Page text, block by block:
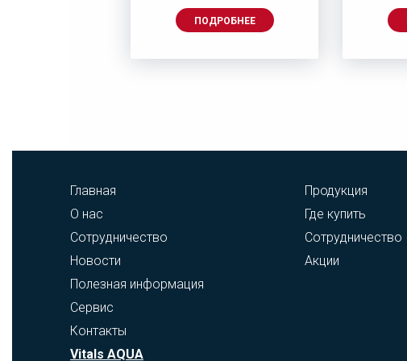
ПОДРОБНЕЕ
Главная
О нас
Сотрудничество
Новости
Полезная информация
Сервис
Контакты
Vitals AQUA
Продукция
Где купить
Сотрудничество
Акции